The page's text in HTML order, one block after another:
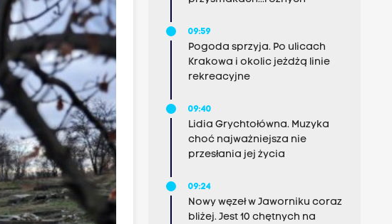
09:59
Pogoda sprzyja. Po ulicach
Krakowa i okolic jeżdżą linie
rekreacyjne
09:40
Lidia Grychtołówna. Muzyka
choć najważniejsza nie
przesłania jej życia
09:24
Nowy węzeł w Jaworniku coraz
bliżej. Jest 10 chętnych na